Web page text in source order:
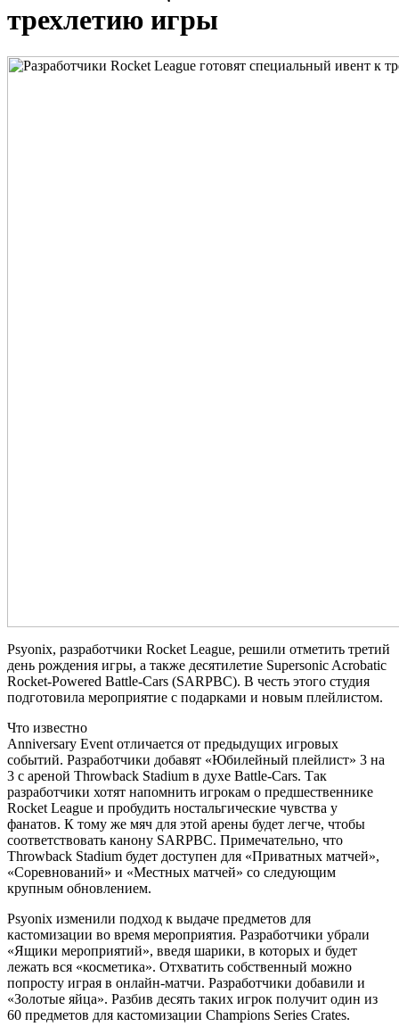
трехлетию игры
Psyonix, разработчики Rocket League, решили отметить третий
день рождения игры, а также десятилетие Supersonic Acrobatic
Rocket-Powered Battle-Cars (SARPBC). В честь этого студия
подготовила мероприятие с подарками и новым плейлистом.
Что известно
Anniversary Event отличается от предыдущих игровых
событий. Разработчики добавят «Юбилейный плейлист» 3 на
3 с ареной Throwback Stadium в духе Battle-Cars. Так
разработчики хотят напомнить игрокам о предшественнике
Rocket League и пробудить ностальгические чувства у
фанатов. К тому же мяч для этой арены будет легче, чтобы
соответствовать канону SARPBC. Примечательно, что
Throwback Stadium будет доступен для «Приватных матчей»,
«Соревнований» и «Местных матчей» со следующим
крупным обновлением.
Psyonix изменили подход к выдаче предметов для
кастомизации во время мероприятия. Разработчики убрали
«Ящики мероприятий», введя шарики, в которых и будет
лежать вся «косметика». Отхватить собственный можно
попросту играя в онлайн-матчи. Разработчики добавили и
«Золотые яйца». Разбив десять таких игрок получит один из
60 предметов для кастомизации Champions Series Crates.